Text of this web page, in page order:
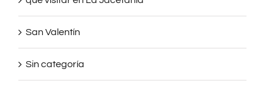
San Valentín
Sin categoría